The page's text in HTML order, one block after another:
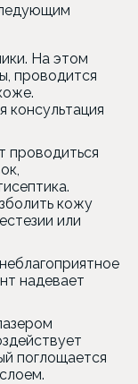
На этом
проводится
консультация
проводиться
кожу
или
надевает
поглощается